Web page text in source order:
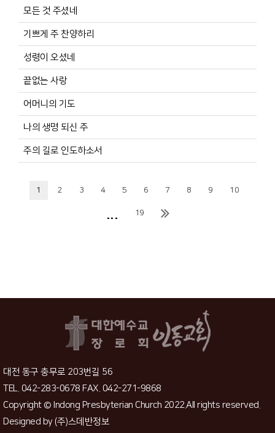
모든 것 주셨네
기쁘게 주 찬양하리
성령이 오셨네
끝없는 사랑
어머니의 기도
나의 생명 되신 주
주의 길로 인도하소서
1 2 3 4 5 6 7 8 9 10
... 19
대전 동구 충무로 203번길 56
TEL. 042-283-0678 FAX. 042-271-9868
Copyright © Indong Presbyterian Church 2022.All rights reserved.
Designed by(주)스데반정보